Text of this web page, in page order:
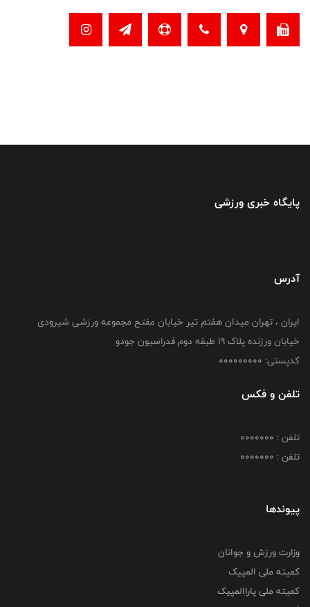
پایگاه خبری ورزشی
آدرس
ایران ، تهران میدان هفتم تیر خیابان مفتح مجموعه ورزشی شیرودی
خیابان ورزنده پلاک ۱۹ طبقه دوم فدراسیون جودو
کدپستی: 000000000
تلفن و فکس
تلفن : 0000000
تلفن : 0000000
پیوندها
وزارت ورزش و جوانان
کمیته ملی المپیک
کمیته ملی پاراالمپیک